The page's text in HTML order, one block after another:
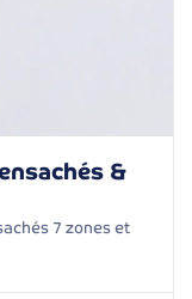
&
7 zones et